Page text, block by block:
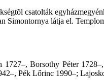
csatolták
Simontornya látja el.
1727–, Borsothy Péter
Pék Lőrinc 1990–;